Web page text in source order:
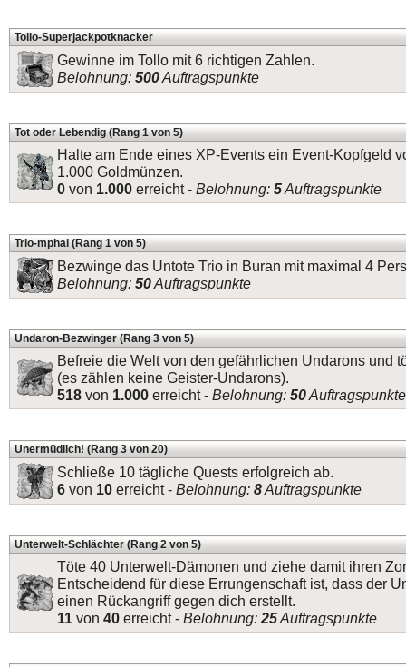
Tollo-Superjackpotknacker
Gewinne im Tollo mit 6 richtigen Zahlen.
Belohnung: 500Auftragspunkte
Tot oder Lebendig (Rang 1 von 5)
Halte am Ende eines XP-Events ein Event-Kopfgeld
1.000 Goldmünzen.
0 von 1.000 erreicht - Belohnung: 5Auftragspunkte
Trio-mphal (Rang 1 von 5)
Bezwinge das Untote Trio in Buran mit maximal 4
Belohnung: 50Auftragspunkte
Undaron-Bezwinger (Rang 3 von 5)
Befreie die Welt von den gefährlichen Undarons und
(es zählen keine Geister-Undarons).
518 von 1.000 erreicht - Belohnung: 50Auftragspunkte
Unermüdlich! (Rang 3 von 20)
Schließe 10 tägliche Quests erfolgreich ab.
6 von 10 erreicht - Belohnung: 8Auftragspunkte
Unterwelt-Schlächter (Rang 2 von 5)
Töte 40 Unterwelt-Dämonen und ziehe damit ihren
Entscheidend für diese Errungenschaft ist, dass der
einen Rückangriff gegen dich erstellt.
11 von 40 erreicht - Belohnung: 25Auftragspunkte